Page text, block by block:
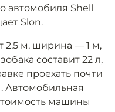
автомобиля Shell
Slon.
2,5 м, ширина — 1 м,
составит 22 л,
проехать почти
Автомобильная
машины